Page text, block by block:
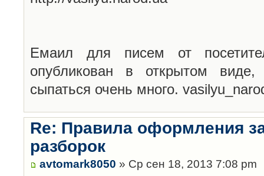
Емаил для писем от
опубликован в открытом
сыпаться очень много.
Re: Правила оформления
разборок
avtomark8050 » Ср сен 18, 2013 7:08 pm